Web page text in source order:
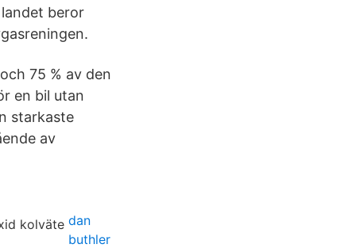
beror
75 % av den
en bil utan
starkaste
av
dan
buthler